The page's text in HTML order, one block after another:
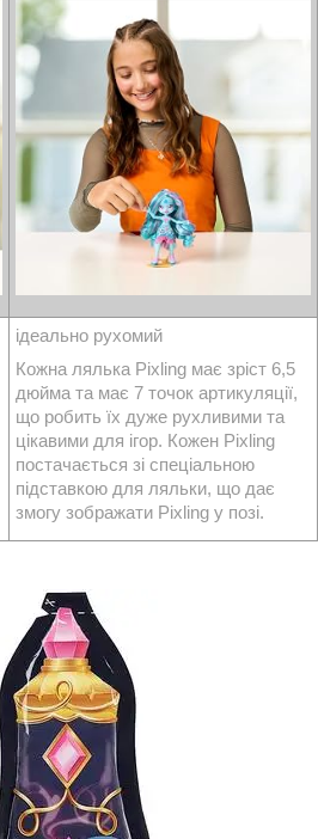
ідеально рухомий
Кожна лялька Pixling має зріст 6,5
дюйма та має 7 точок артикуляції,
що робить їх дуже рухливими та
цікавими для ігор. Кожен Pixling
постачається зі спеціальною
підставкою для ляльки, що дає
змогу зображати Pixling у позі.